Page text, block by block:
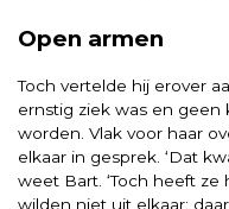
Open armen
Toch vertelde hij erover
ernstig ziek was en geen
worden. Vlak voor haar
elkaar in gesprek. ‘Dat
weet Bart. ‘Toch heeft
wilden niet uit elkaar: